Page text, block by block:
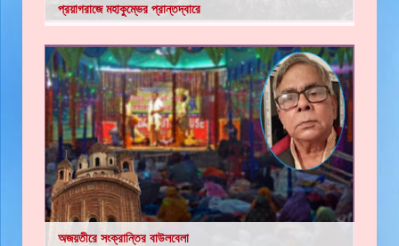
প্রয়াগরাজে মহাকুম্ভের প্রান্তদ্বারে
অজয়তীরে সংক্রান্তির বাউলবেলা